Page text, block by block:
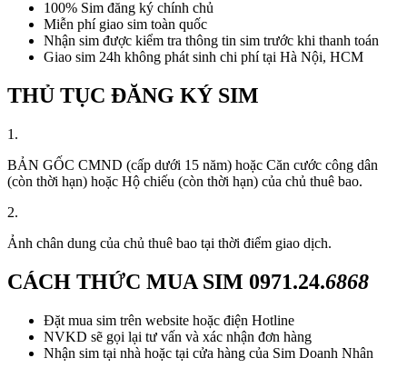
100% Sim đăng ký chính chủ
Miễn phí giao sim toàn quốc
Nhận sim được kiểm tra thông tin sim trước khi thanh toán
Giao sim 24h không phát sinh chi phí tại Hà Nội, HCM
THỦ TỤC ĐĂNG KÝ SIM
1.
BẢN GỐC CMND (cấp dưới 15 năm) hoặc Căn cước công dân
(còn thời hạn) hoặc Hộ chiếu (còn thời hạn) của chủ thuê bao.
2.
Ảnh chân dung của chủ thuê bao tại thời điểm giao dịch.
CÁCH THỨC MUA SIM 0971.24.6868
Đặt mua sim trên website hoặc điện Hotline
NVKD sẽ gọi lại tư vấn và xác nhận đơn hàng
Nhận sim tại nhà hoặc tại cửa hàng của Sim Doanh Nhân